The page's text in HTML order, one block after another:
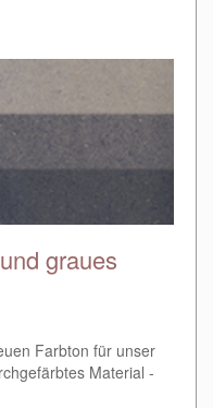
graues
Farbton für unser
Material -